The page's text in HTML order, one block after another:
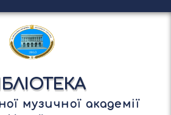
музичної академії